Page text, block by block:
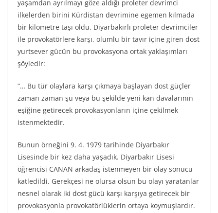
yaşamdan ayrılmayı göze aldığı proleter devrimci
ilkelerden birini Kürdistan devrimine egemen kılmada
bir kilometre taşı oldu. Diyarbakırlı proleter devrimciler
ile provokatörlere karşı, olumlu bir tavır içine giren dost
yurtsever gücün bu provokasyona ortak yaklaşımları
şöyledir:
“… Bu tür olaylara karşı çıkmaya başlayan dost güçler
zaman zaman şu veya bu şekilde yeni kan davalarının
eşiğine getirecek provokasyonların içine çekilmek
istenmektedir.
Bunun örneğini 9. 4. 1979 tarihinde Diyarbakır
Lisesinde bir kez daha yaşadık. Diyarbakır Lisesi
öğrencisi CANAN arkadaş istenmeyen bir olay sonucu
katledildi. Gerekçesi ne olursa olsun bu olayı yaratanlar
nesnel olarak iki dost gücü karşı karşıya getirecek bir
provokasyonla provokatörlüklerin ortaya koymuşlardır.